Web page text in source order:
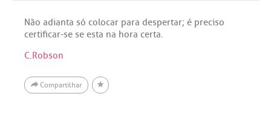
Não adianta só colocar para despertar; é preciso
certificar-se se esta na hora certa.
C.Robson
Compartilhar